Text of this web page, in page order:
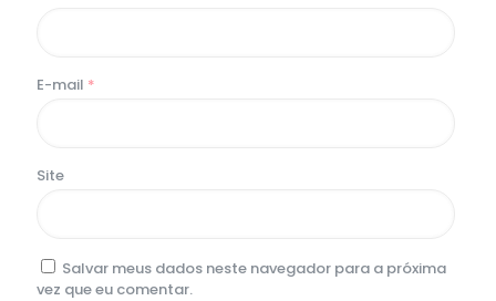
E-mail *
Site
Salvar meus dados neste navegador para a próxima
vez que eu comentar.